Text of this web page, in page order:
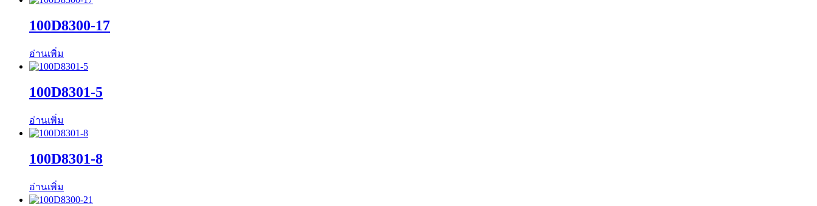
100D8300-17
อ่านเพิ่ม
100D8301-5
อ่านเพิ่ม
100D8301-8
อ่านเพิ่ม